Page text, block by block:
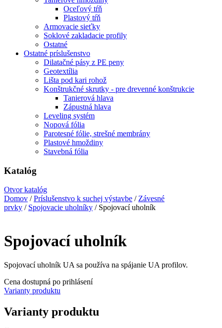
Oceľový tŕň
Plastový tŕň
Armovacie sieťky
Soklové zakladacie profily
Ostatné
Ostatné príslušenstvo
Dilatačné pásy z PE peny
Geotextília
Lišta pod kari rohož
Konštrukčné skrutky - pre drevenné konštrukcie
Tanierová hlava
Zápustná hlava
Leveling systém
Nopová fólia
Parotesné fólie, strešné membrány
Plastové hmoždiny
Stavebná fólia
Katalóg
Otvor katalóg
Domov /Príslušenstvo k suchej výstavbe /Závesné
prvky / Spojovacie uholníky / Spojovací uholník
Spojovací uholník
Spojovací uholník UA sa používa na spájanie UA profilov.
Cena dostupná po prihlásení
Varianty produktu
Varianty produktu